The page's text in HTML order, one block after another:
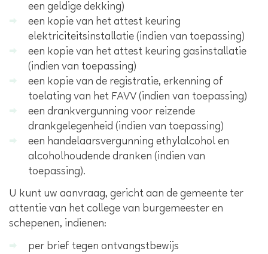
een geldige dekking)
een kopie van het attest keuring
elektriciteitsinstallatie (indien van toepassing)
een kopie van het attest keuring gasinstallatie
(indien van toepassing)
een kopie van de registratie, erkenning of
toelating van het FAVV (indien van toepassing)
een drankvergunning voor reizende
drankgelegenheid (indien van toepassing)
een handelaarsvergunning ethylalcohol en
alcoholhoudende dranken (indien van
toepassing).
U kunt uw aanvraag, gericht aan de gemeente ter
attentie van het college van burgemeester en
schepenen, indienen:
per brief tegen ontvangstbewijs